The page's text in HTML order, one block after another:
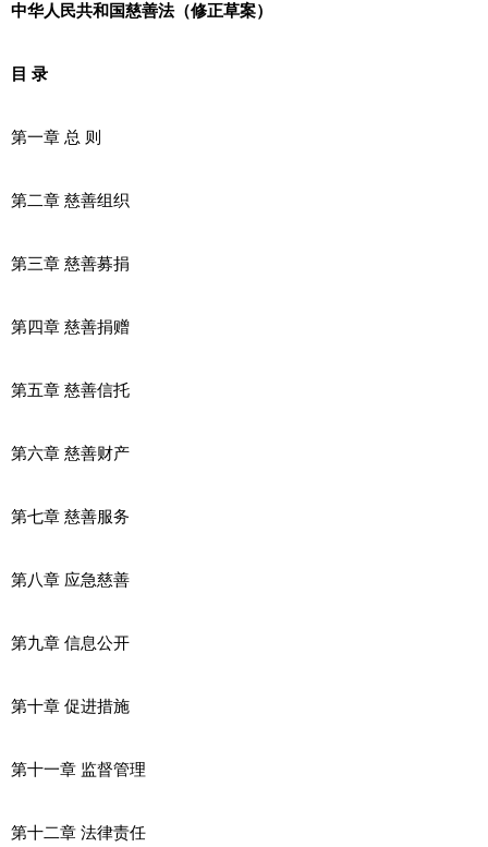
中华人民共和国慈善法（修正草案）
目 录
第一章 总 则
第二章 慈善组织
第三章 慈善募捐
第四章 慈善捐赠
第五章 慈善信托
第六章 慈善财产
第七章 慈善服务
第八章 应急慈善
第九章 信息公开
第十章 促进措施
第十一章 监督管理
第十二章 法律责任